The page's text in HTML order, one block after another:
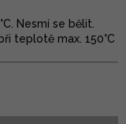
Nesmí se bělit.
teplotě max. 150°C